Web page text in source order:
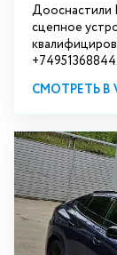
Дооснастили
сцепное
СМОТРЕТЬ В